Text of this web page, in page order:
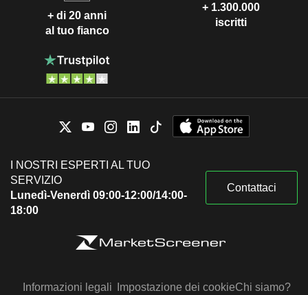
+ di 20 anni
al tuo fianco
+ 1.300.000
iscritti
I NOSTRI ESPERTI AL TUO
SERVIZIO
Lunedì-Venerdì 09:00-12:00/14:00-
18:00
Contattaci
Informazioni legali Impostazione dei cookieChi siamo?